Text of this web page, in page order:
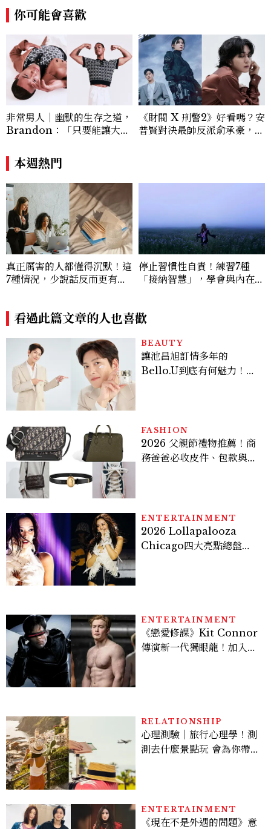
你可能會喜歡
非常男人｜幽默的生存之道，
Brandon：「只要能讓大家
讓敵人成為朋友。」
《財閥 X 刑警2》好看嗎？安
普賢對決最帥反派俞承豪，鄭
本週熱門
真正厲害的人都懂得沉默！這
7種情況，少說話反而更有力
停止習慣性自責！練習7種
「接納智慧」，學會與內在匱
看過此篇文章的人也喜歡
BEAUTY
讓池昌旭訂情多年的
Bello.U到底有何魅力！揭
倦感，超神！
FASHION
2026 父親節禮物推薦！商
務爸爸必收皮件、包款與鞋
ENTERTAINMENT
2026 Lollapalooza
Chicago四大亮點總盤
ENTERTAINMENT
《戀愛修課》Kit Connor
傳演新一代獨眼龍！加入新
RELATIONSHIP
心理測驗｜旅行心理學！測
測去什麼景點玩 會為你帶來
ENTERTAINMENT
《現在不是外遇的問題》意